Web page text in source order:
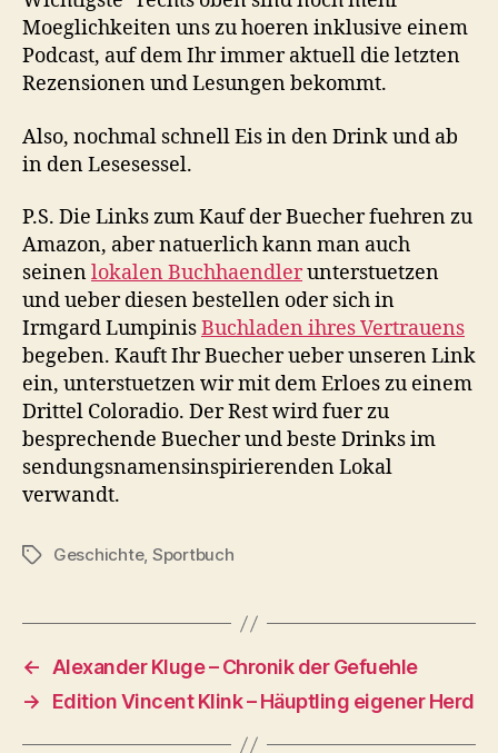
Moeglichkeiten uns zu hoeren inklusive einem
Podcast, auf dem Ihr immer aktuell die letzten
Rezensionen und Lesungen bekommt.
Also, nochmal schnell Eis in den Drink und ab
in den Lesesessel.
P.S. Die Links zum Kauf der Buecher fuehren zu
Amazon, aber natuerlich kann man auch
seinenlokalen Buchhaendlerunterstuetzen
und ueber diesen bestellen oder sich in
Irmgard LumpinisBuchladen ihres Vertrauens
begeben. Kauft Ihr Buecher ueber unseren Link
ein, unterstuetzen wir mit dem Erloes zu einem
Drittel Coloradio. Der Rest wird fuer zu
besprechende Buecher und beste Drinks im
sendungsnamensinspirierenden Lokal
verwandt.
Schlagwörter
Geschichte, Sportbuch
←
Alexander Kluge – Chronik der Gefuehle
→
Edition Vincent Klink – Häuptling eigener Herd